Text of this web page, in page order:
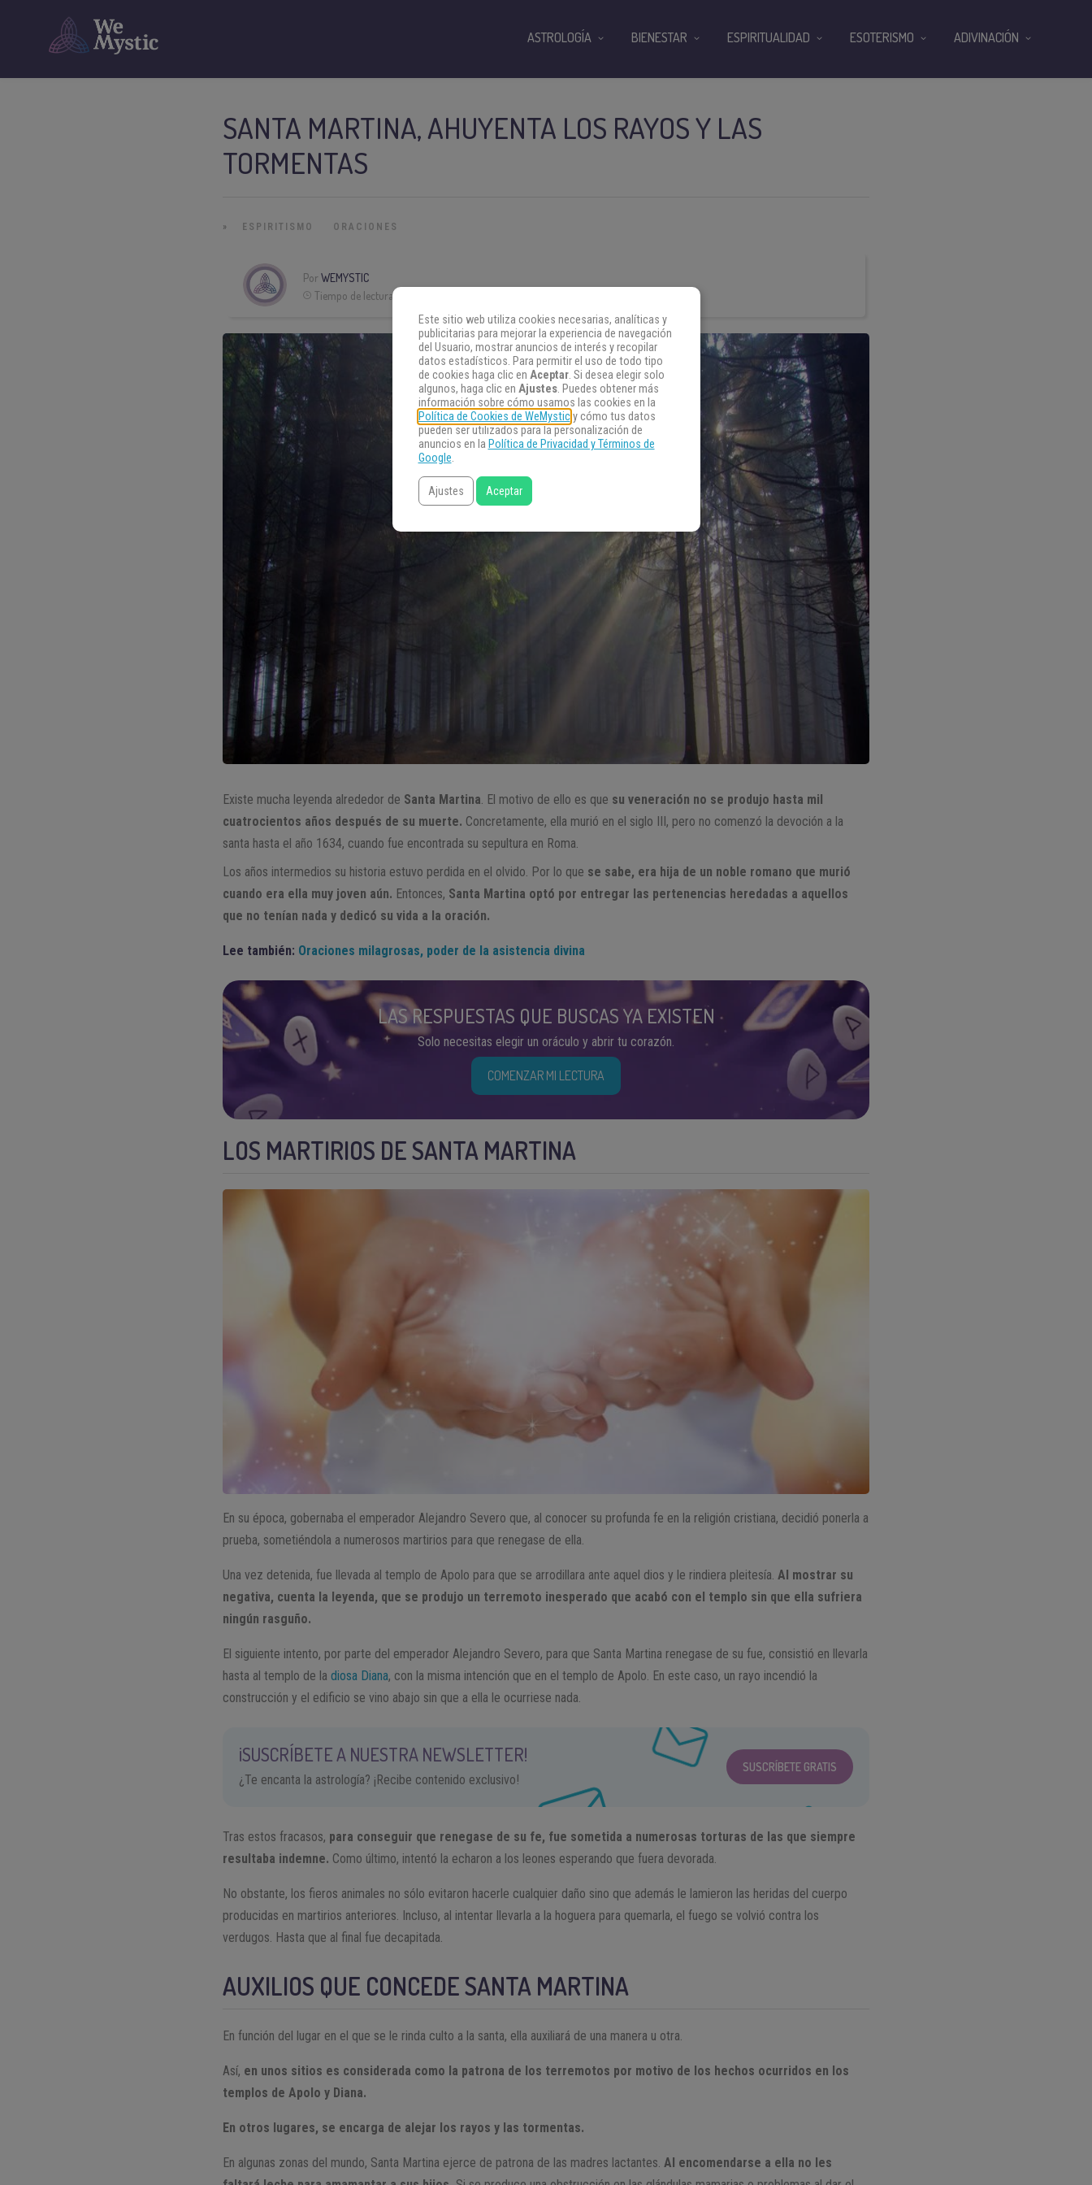
SANTA MARTINA, AHUYENTA LOS RAYOS Y LAS
TORMENTAS
» ESPIRITISMO ORACIONES
Por WEMYSTIC
Tiempo de lectura:
Existe mucha leyenda alrededor de Santa Martina. El motivo de ello es que su veneración no se produjo hasta mil
cuatrocientos años después de su muerte. Concretamente, ella murió en el siglo III, pero no comenzó la devoción a la
santa hasta el año 1634, cuando fue encontrada su sepultura en Roma.
Los años intermedios su historia estuvo perdida en el olvido. Por lo que se sabe, era hija de un noble romano que murió
cuando era ella muy joven aún. Entonces, Santa Martina optó por entregar las pertenencias heredadas a aquellos
que no tenían nada y dedicó su vida a la oración.
Lee también: Oraciones milagrosas, poder de la asistencia divina
LAS RESPUESTAS QUE BUSCAS YA EXISTEN
Solo necesitas elegir un oráculo y abrir tu corazón.
COMENZAR MI LECTURA
LOS MARTIRIOS DE SANTA MARTINA
En su época, gobernaba el emperador Alejandro Severo que, al conocer su profunda fe en la religión cristiana, decidió ponerla a
prueba, sometiéndola a numerosos martirios para que renegase de ella.
Una vez detenida, fue llevada al templo de Apolo para que se arrodillara ante aquel dios y le rindiera pleitesía.Al mostrar su
negativa, cuenta la leyenda, que se produjo un terremoto inesperado que acabó con el templo sin que ella sufriera
ningún rasguño.
El siguiente intento, por parte del emperador Alejandro Severo, para que Santa Martina renegase de su fue, consistió en llevarla
hasta al templo de ladiosa Diana, con la misma intención que en el templo de Apolo. En este caso, un rayo incendió la
construcción y el edificio se vino abajo sin que a ella le ocurriese nada.
¡SUSCRÍBETE A NUESTRA NEWSLETTER!
¿Te encanta la astrología? ¡Recibe contenido exclusivo!
SUSCRÍBETE GRATIS
Tras estos fracasos, para conseguir que renegase de su fe, fue sometida a numerosas torturas de las que siempre
resultaba indemne. Como último, intentó la echaron a los leones esperando que fuera devorada.
No obstante, los fieros animales no sólo evitaron hacerle cualquier daño sino que además le lamieron las heridas del cuerpo
producidas en martirios anteriores. Incluso, al intentar llevarla a la hoguera para quemarla, el fuego se volvió contra los
verdugos. Hasta que al final fue decapitada.
AUXILIOS QUE CONCEDE SANTA MARTINA
En función del lugar en el que se le rinda culto a la santa, ella auxiliará de una manera u otra.
Así, en unos sitios es considerada como la patrona de los terremotos por motivo de los hechos ocurridos en los
templos de Apolo y Diana.
En otros lugares, se encarga de alejar los rayos y las tormentas.
En algunas zonas del mundo, Santa Martina ejerce de patrona de las madres lactantes.Al encomendarse a ella no les
ASTROLOGÍA BIENESTAR ESPIRITUALIDAD ESOTERISMO ADIVINACIÓN
Este sitio web utiliza cookies necesarias, analíticas y
publicitarias para mejorar la experiencia de navegación
del Usuario, mostrar anuncios de interés y recopilar
datos estadísticos. Para permitir el uso de todo tipo
de cookies haga clic en Aceptar. Si desea elegir solo
algunos, haga clic en Ajustes. Puedes obtener más
información sobre cómo usamos las cookies en la
Política de Cookies de WeMysticy cómo tus datos
pueden ser utilizados para la personalización de
anuncios en la Política de Privacidad y Términos de
Google.
Ajustes Aceptar